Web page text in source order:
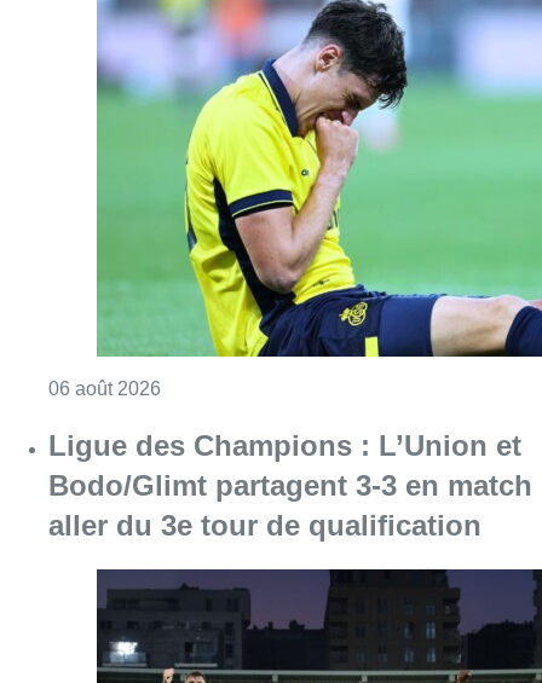
06 août 2026
Ligue des Champions : L’Union et
Bodo/Glimt partagent 3-3 en match
aller du 3e tour de qualification